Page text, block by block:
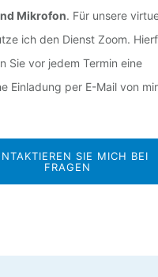
Mikrofon. Für unsere
ich den Dienst Zoom.
Sie vor jedem Termin eine
Einladung per E-Mail von
SIE MICH BEI
FRAGEN